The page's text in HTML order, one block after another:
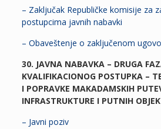
– Zaključak Republičke komisije za
postupcima javnih nabavki
– Obaveštenje o zaključenom
30. JAVNA NABAVKA – DRUGA
KVALIFIKACIONOG POSTUPKA –
I POPRAVKE MAKADAMSKIH
INFRASTRUKTURE I PUTNIH
– Javni poziv